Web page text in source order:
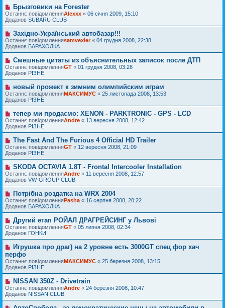
н
н
я
д
м
л
е
н
н
я
п
о
в
і
д
о
м
л
е
н
я
Н
о
в
е
п
о
в
і
д
о
м
л
е
н
н
я
Брызговики на Forester
Останнє повідомленняAlexxx « 06 січня 2009, 15:10
Доданов SUBARU CLUB
Н
о
в
е
п
о
в
і
д
о
м
л
е
н
я
Західно-Український автобазар!!!
Останнє повідомленняsamvexler« 04 грудня 2008, 22:38
Доданов БАРАХОЛКА
Н
о
в
е
о
в
і
д
о
м
л
е
н
я
Смешные цитаты из объяснительных записок после ДТП
Останнє повідомленняGT « 01 грудня 2008, 03:28
Доданов РІЗНЕ
Н
о
в
е
в
і
д
м
л
е
н
н
я
новый прожект к зимним олимпийским играм
Останнє повідомленняМАКСИМУС « 25 листопада 2008, 13:53
Доданов РІЗНЕ
Н
о
в
е
п
в
і
д
о
м
л
е
н
н
я
тепер ми продаємо: XENON - PARKTRONIC - GPS - LCD
Останнє повідомленняAndre « 13 вересня 2008, 12:42
Доданов РІЗНЕ
Н
о
в
е
п
о
в
і
д
м
л
е
н
я
The Fast And The Furious 4 Official HD Trailer
Останнє повідомленняGT « 12 вересня 2008, 21:09
Доданов РІЗНЕ
Н
о
в
е
п
о
в
і
д
о
м
л
е
н
н
я
SKODA OCTAVIA 1.8T - Frontal Intercooler Installation
Останнє повідомленняAndre « 11 вересня 2008, 12:57
Доданов VW-GROUP CLUB
Н
о
в
е
о
в
і
д
м
л
е
н
н
я
Потрібна роздатка на WRX 2004
Останнє повідомленняPasha « 16 серпня 2008, 20:22
Доданов БАРАХОЛКА
Н
о
в
е
п
о
в
і
д
о
м
л
е
н
Другий етап РОЙАЛ ДРАГРЕЙСИНГ у Львові
Останнє повідомленняGT « 05 липня 2008, 02:34
Доданов ГОНКИ
Н
о
в
е
п
в
і
д
о
м
Игрушка про драг) на 2 уровне есть 3000GT спец фор хач
перфо
Останнє повідомленняМАКСИМУС « 25 березня 2008, 13:15
Доданов РІЗНЕ
Н
о
в
е
NISSAN 350Z - Drivetrain
Останнє повідомленняAndre « 24 березня 2008, 10:47
Доданов NISSAN CLUB